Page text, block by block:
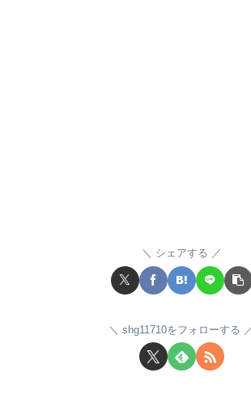
シェアする
shg11710をフォローする